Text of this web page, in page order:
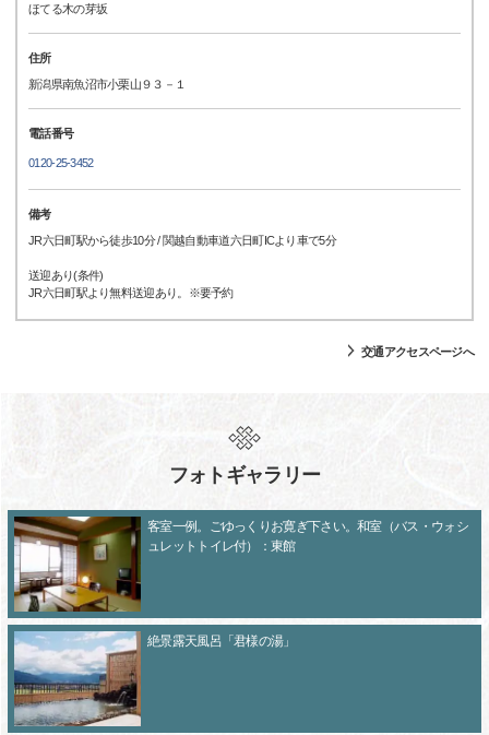
ほてる木の芽坂
住所
新潟県南魚沼市小栗山９３－１
電話番号
0120-25-3452
備考
JR六日町駅から徒歩10分 / 関越自動車道六日町ICより車で5分
送迎あり(条件)
JR六日町駅より無料送迎あり。※要予約
交通アクセスページへ
フォトギャラリー
客室一例。ごゆっくりお寛ぎ下さい。和室（バス・ウォシ
ュレットトイレ付）：東館
絶景露天風呂「君様の湯」